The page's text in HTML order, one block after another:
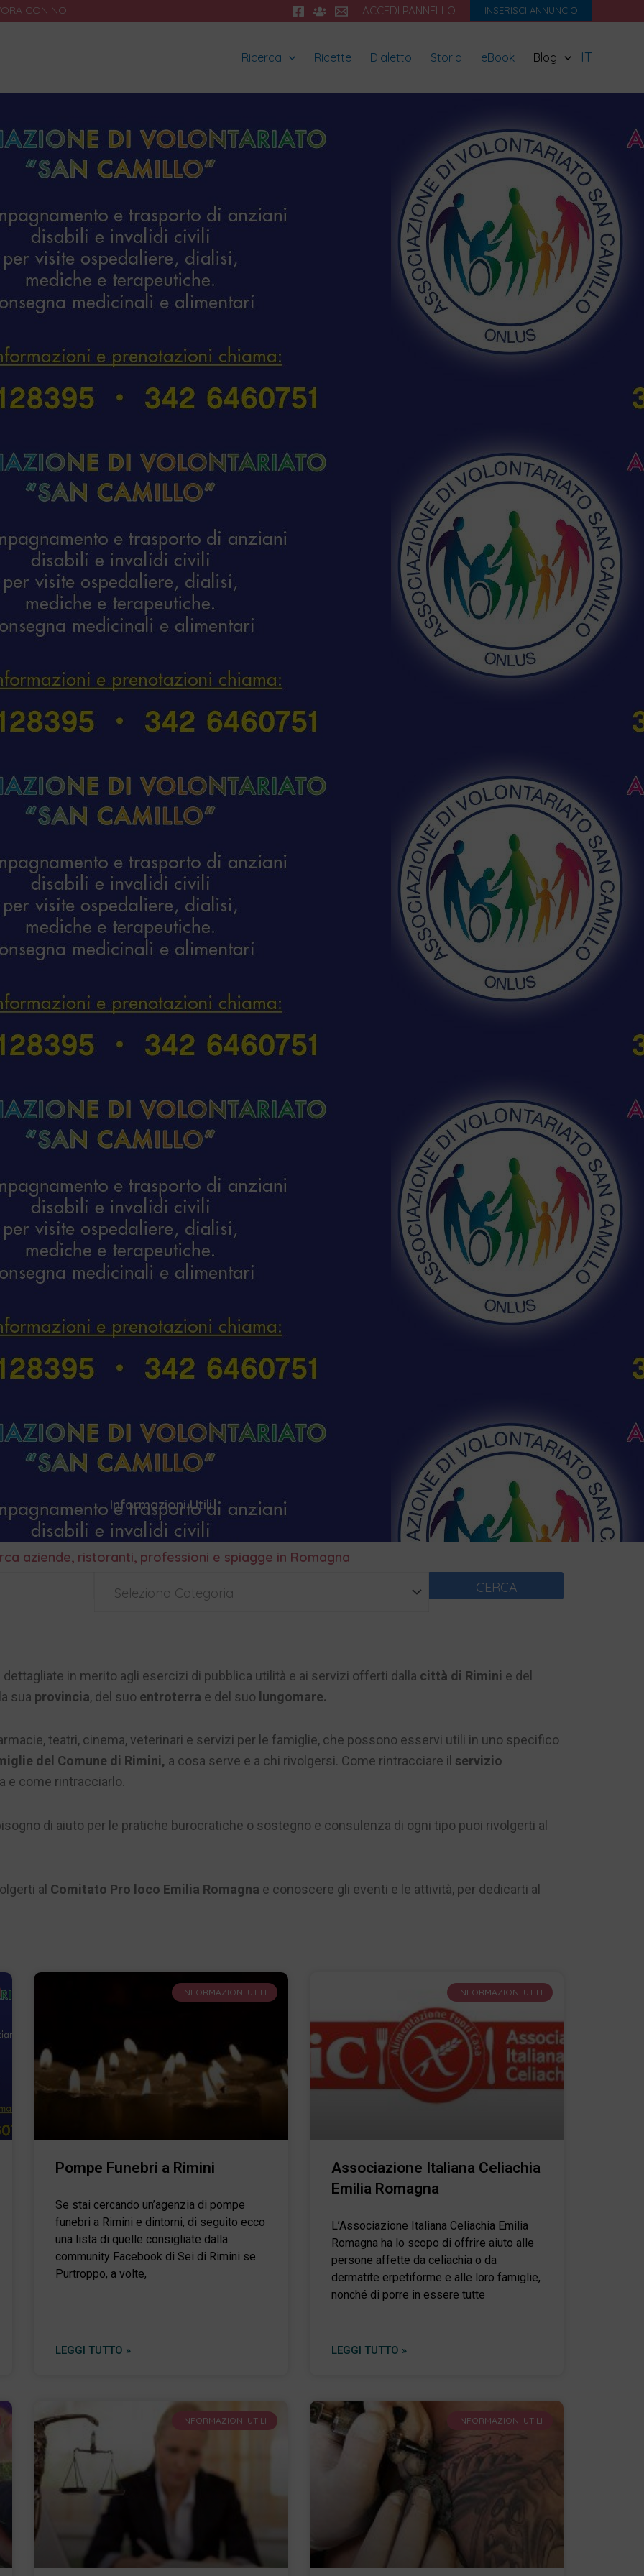
CON NOI ACCEDI PANNELLO INSERISCI ANNUNCIO
Ricerca Ricette Dialetto Storia eBook Blog IT
Informazioni Utili
aziende, ristoranti, professioni e spiagge in Romagna
Seleziona Categoria CERCA
in merito agli esercizi di pubblica utilità e ai servizi offerti dalla città di Rimini e del
sua provincia, del suo entroterra e del suo lungomare.
teatri, cinema, veterinari e servizi per le famiglie, che possono esservi utili in uno specifico
del Comune di Rimini, a cosa serve e a chi rivolgersi. Come rintracciare il servizio
e come rintracciarlo.
di aiuto per le pratiche burocratiche o sostegno e consulenza di ogni tipo puoi rivolgerti al
al Comitato Pro loco Emilia Romagna e conoscere gli eventi e le attività, per dedicarti al
INFORMAZIONI UTILI
Pompe Funebri a Rimini
Se stai cercando un’agenzia di pompe
funebri a Rimini e dintorni, di seguito ecco
una lista di quelle consigliate dalla
community Facebook di Sei di Rimini se.
Purtroppo, a volte,
LEGGI TUTTO »
INFORMAZIONI UTILI
Associazione Italiana Celiachia
Emilia Romagna
L’Associazione Italiana Celiachia Emilia
Romagna ha lo scopo di offrire aiuto alle
persone affette da celiachia o da
dermatite erpetiforme e alle loro famiglie,
nonché di porre in essere tutte
LEGGI TUTTO »
INFORMAZIONI UTILI INFORMAZIONI UTILI